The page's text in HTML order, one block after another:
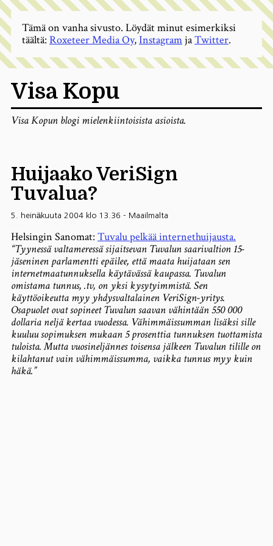
Visa Kopu
Visa Kopun blogi mielenkiintoisista asioista.
Huijaako VeriSign
Tuvalua?
5. heinäkuuta 2004 klo 13.36 - Maailmalta
Helsingin Sanomat: Tuvalu pelkää internethuijausta.
“Tyynessä valtameressä sijaitsevan Tuvalun saarivaltion 15-
jäseninen parlamentti epäilee, että maata huijataan sen
internetmaatunnuksella käytävässä kaupassa. Tuvalun
omistama tunnus, .tv, on yksi kysytyimmistä. Sen
käyttöoikeutta myy yhdysvaltalainen VeriSign-yritys.
Osapuolet ovat sopineet Tuvalun saavan vähintään 550 000
dollaria neljä kertaa vuodessa. Vähimmäissumman lisäksi sille
kuuluu sopimuksen mukaan 5 prosenttia tunnuksen tuottamista
tuloista. Mutta vuosineljännes toisensa jälkeen Tuvalun tilille on
kilahtanut vain vähimmäissumma, vaikka tunnus myy kuin
häkä.”
Tämä on vanha sivusto. Löydät minut esimerkiksi
täältä: Roxeteer Media Oy,InstagramjaTwitter.